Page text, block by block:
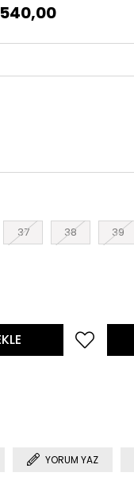
37 38 39
YORUM YAZ